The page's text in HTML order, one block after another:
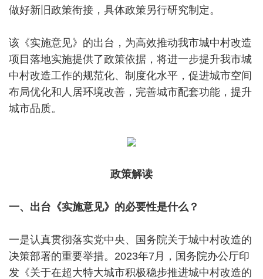
做好新旧政策衔接，具体政策另行研究制定。
该《实施意见》的出台，为高效推动我市城中村改造
项目落地实施提供了政策依据，将进一步提升我市城
中村改造工作的规范化、制度化水平，促进城市空间
布局优化和人居环境改善，完善城市配套功能，提升
城市品质。
政策解读
一、出台《实施意见》的必要性是什么？
一是认真贯彻落实党中央、国务院关于城中村改造的
决策部署的重要举措。2023年7月，国务院办公厅印
发《关于在超大特大城市积极稳步推进城中村改造的